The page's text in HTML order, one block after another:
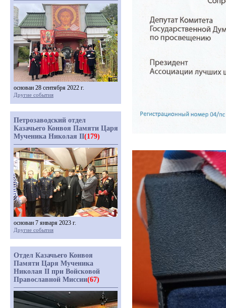
основан 28 сентября 2022 г.
Другие события
Петрозаводский отдел
Казачьего Конвоя Памяти Царя
Мученика Николая II(179)
основан 7 января 2023 г.
Другие события
Отдел Казачьего Конвоя
Памяти Царя Мученика
Николая II при Войсковой
Православной Миссии(67)